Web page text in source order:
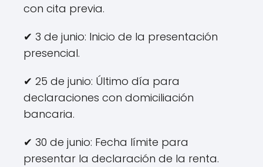
con cita previa.
✔ 3 de junio: Inicio de la presentación
presencial.
✔ 25 de junio: Último día para
declaraciones con domiciliación
bancaria.
✔ 30 de junio: Fecha límite para
presentar la declaración de la renta.